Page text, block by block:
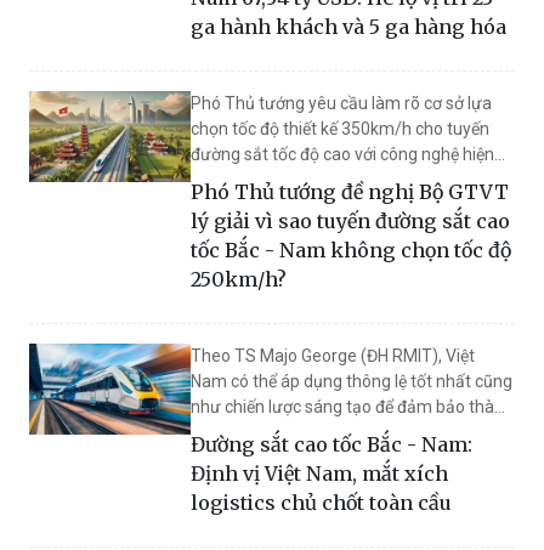
ga hành khách và 5 ga hàng hóa
Phó Thủ tướng yêu cầu làm rõ cơ sở lựa
chọn tốc độ thiết kế 350km/h cho tuyến
đường sắt tốc độ cao với công nghệ hiện
đại, đồng thời giải thích lý do không chọn
tốc độ 250km/h.
Phó Thủ tướng đề nghị Bộ GTVT
lý giải vì sao tuyến đường sắt cao
tốc Bắc - Nam không chọn tốc độ
250km/h?
Theo TS Majo George (ĐH RMIT), Việt
Nam có thể áp dụng thông lệ tốt nhất cũng
như chiến lược sáng tạo để đảm bảo thành
công cho tuyến đường sắt cao tốc Bắc -
Nam.
Đường sắt cao tốc Bắc - Nam:
Định vị Việt Nam, mắt xích
logistics chủ chốt toàn cầu